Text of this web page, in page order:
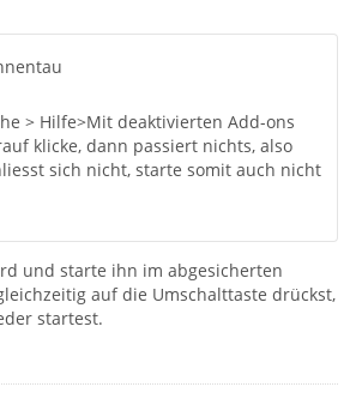
> Hilfe>Mit deaktivierten Add-ons
klicke, dann passiert nichts, also
sich nicht, starte somit auch nicht
und starte ihn im abgesicherten
auf die Umschalttaste drückst,
startest.